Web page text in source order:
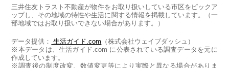
三井住友トラスト不動産が物件をお取り扱いしている市区をピックア
ップし、その地域の特性や生活に関する情報を掲載しています。（一
部地域ではお取り扱いできない場合があります。）
データ提供： 生活ガイド.com （株式会社ウェイブダッシュ）
※本データは、生活ガイド.com に公表されている調査データを元に
作成しています。
※調査後の制度改変、数値変更等により実際と異なる場合がありま